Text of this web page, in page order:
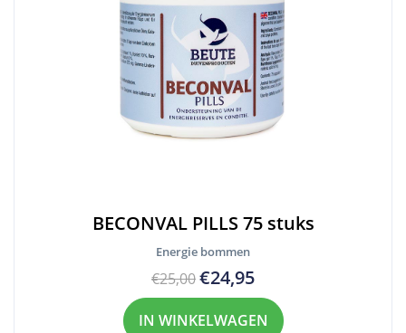
BECONVAL PILLS 75 stuks
Energie bommen
€25,00€24,95
IN WINKELWAGEN